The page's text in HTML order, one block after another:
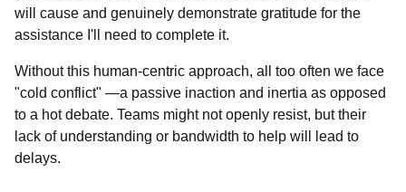
will cause and genuinely demonstrate gratitude for the
assistance I'll need to complete it.
Without this human-centric approach, all too often we face
"cold conflict" —a passive inaction and inertia as opposed
to a hot debate. Teams might not openly resist, but their
lack of understanding or bandwidth to help will lead to
delays.